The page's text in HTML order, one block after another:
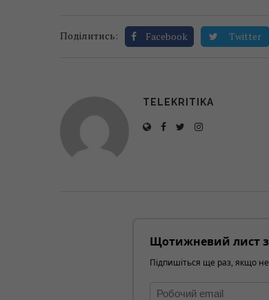
Поділитись: Facebook Twitter
TELEKRITIKA
Щотижневий лист
Підпишіться ще раз, якщо